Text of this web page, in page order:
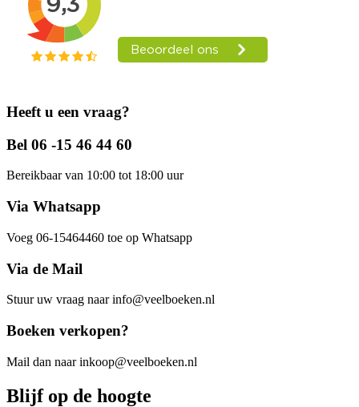
Heeft u een vraag?
Bel 06 -15 46 44 60
Bereikbaar van 10:00 tot 18:00 uur
Via Whatsapp
Voeg 06-15464460 toe op Whatsapp
Via de Mail
Stuur uw vraag naar info@veelboeken.nl
Boeken verkopen?
Mail dan naar inkoop@veelboeken.nl
Blijf op de hoogte